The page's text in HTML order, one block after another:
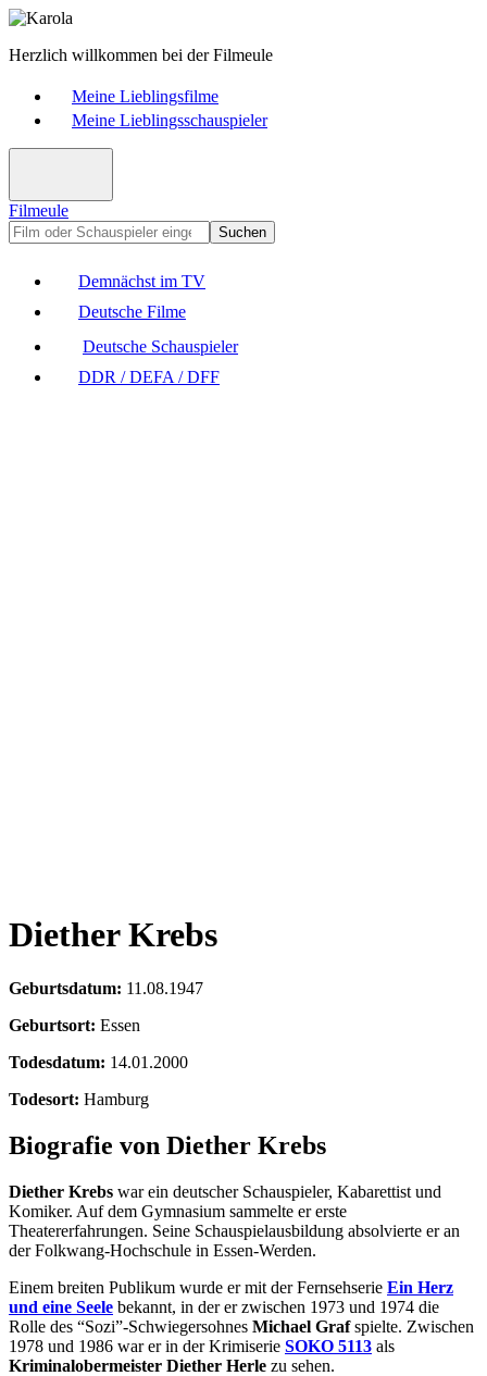
Herzlich willkommen bei der Filmeule
Meine Lieblingsfilme
Meine Lieblingsschauspieler
Filmeule
Suchen
Demnächst im TV
Deutsche Filme
Deutsche Schauspieler
DDR / DEFA / DFF
Diether Krebs
Geburtsdatum: 11.08.1947
Geburtsort: Essen
Todesdatum: 14.01.2000
Todesort: Hamburg
Biografie von Diether Krebs
Diether Krebs war ein deutscher Schauspieler, Kabarettist und
Komiker. Auf dem Gymnasium sammelte er erste
Theatererfahrungen. Seine Schauspielausbildung absolvierte er an
der Folkwang-Hochschule in Essen-Werden.
Einem breiten Publikum wurde er mit der Fernsehserie Ein Herz
und eine Seele bekannt, in der er zwischen 1973 und 1974 die
Rolle des “Sozi”-Schwiegersohnes Michael Grafspielte. Zwischen
1978 und 1986 war er in der Krimiserie SOKO 5113 als
Kriminalobermeister Diether Herle zu sehen.